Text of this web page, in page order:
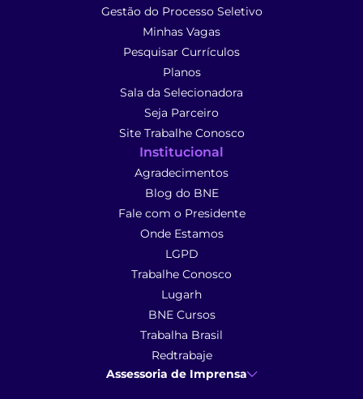
Gestão do Processo Seletivo
Minhas Vagas
Pesquisar Currículos
Planos
Sala da Selecionadora
Seja Parceiro
Site Trabalhe Conosco
Institucional
Agradecimentos
Blog do BNE
Fale com o Presidente
Onde Estamos
LGPD
Trabalhe Conosco
Lugarh
BNE Cursos
Trabalha Brasil
Redtrabaje
Assessoria de Imprensa